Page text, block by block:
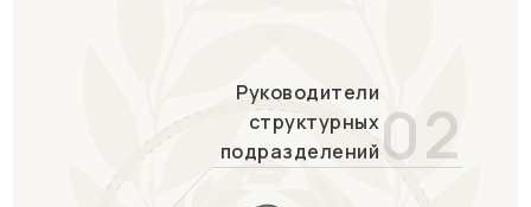
Руководители
структурных
подразделений02